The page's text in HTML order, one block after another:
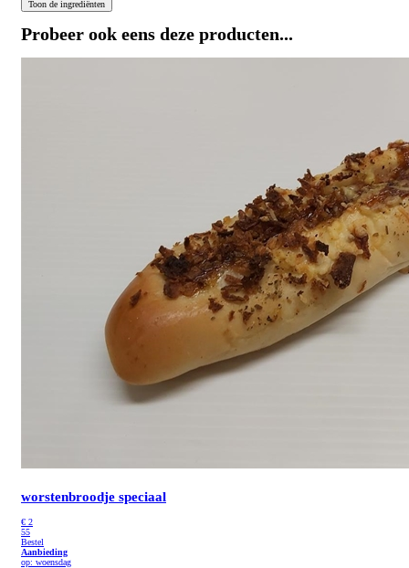
Probeer ook eens deze producten...
worstenbroodje speciaal
€ 2
55
Bestel
Aanbieding
op: woensdag